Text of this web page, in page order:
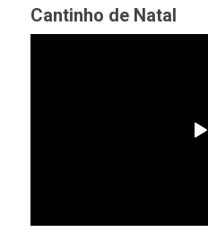
Cantinho de Natal